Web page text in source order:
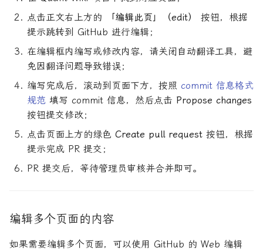
点击正文右上方的
「编辑此页」（edit）
按钮，根据
提示跳转到 GitHub 进行编辑；
在编辑框内编写或修改内容，请关闭自动翻译工具，避
免因翻译问题导致错误；
编写完成后，滚动到页面下方，按照 commit 信息格式
规范 填写 commit 信息，然后点击 Propose changes
按钮提交修改；
点击页面上方的绿色 Create pull request 按钮，根据
提示完成 PR 提交；
PR 提交后，等待管理员审核并合并即可。
编辑多个页面的内容
如果需要编辑多个页面，可以使用 GitHub 的 Web 编辑